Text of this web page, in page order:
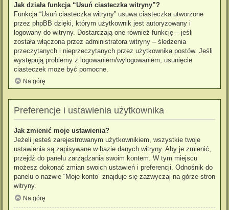
Jak działa funkcja “Usuń ciasteczka witryny”?
Funkcja “Usuń ciasteczka witryny” usuwa ciasteczka utworzone
przez phpBB dzięki, którym użytkownik jest autoryzowany i
logowany do witryny. Dostarczają one również funkcję – jeśli
została włączona przez administratora witryny – śledzenia
przeczytanych i nieprzeczytanych przez użytkownika postów. Jeśli
występują problemy z logowaniem/wylogowaniem, usunięcie
ciasteczek może być pomocne.
Na górę
Preferencje i ustawienia użytkownika
Jak zmienić moje ustawienia?
Jeżeli jesteś zarejestrowanym użytkownikiem, wszystkie twoje
ustawienia są zapisywane w bazie danych witryny. Aby je zmienić,
przejdź do panelu zarządzania swoim kontem. W tym miejscu
możesz dokonać zmian swoich ustawień i preferencji. Odnośnik do
panelu o nazwie “Moje konto” znajduje się zazwyczaj na górze stron
witryny.
Na górę